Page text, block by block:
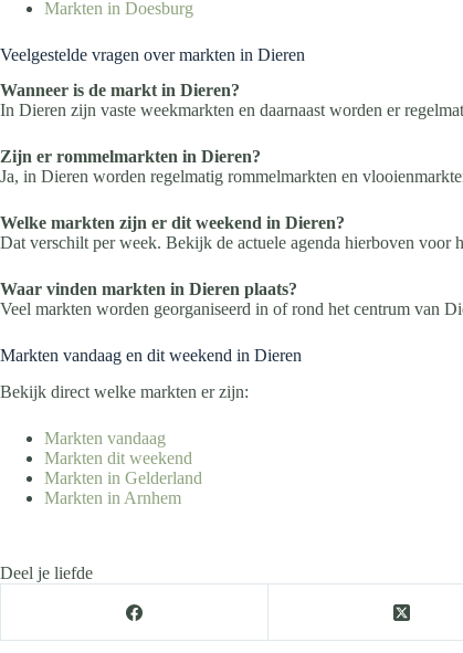
Markten in Doesburg
Veelgestelde vragen over markten in Dieren
Wanneer is de markt in Dieren?
In Dieren zijn vaste weekmarkten en daarnaast worden er
Zijn er rommelmarkten in Dieren?
Ja, in Dieren worden regelmatig rommelmarkten en
Welke markten zijn er dit weekend in Dieren?
Dat verschilt per week. Bekijk de actuele agenda hierboven voor
Waar vinden markten in Dieren plaats?
Veel markten worden georganiseerd in of rond het centrum van
Markten vandaag en dit weekend in Dieren
Bekijk direct welke markten er zijn:
Markten vandaag
Markten dit weekend
Markten in Gelderland
Markten in Arnhem
Deel je liefde